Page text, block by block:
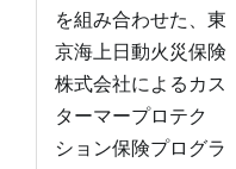
を組み合わせた、東
京海上日動火災保険
株式会社によるカス
ターマープロテク
ション保険プログラ